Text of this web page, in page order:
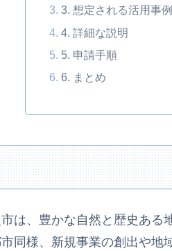
3. 想定される活用事例
4. 詳細な説明
5. 申請手順
6. まとめ
は、豊かな自然と歴史ある
同様、新規事業の創出や地